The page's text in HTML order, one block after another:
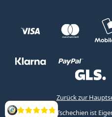
Bewertung
Zurück zur
Lentiamo s.r.o., Tschechien ist